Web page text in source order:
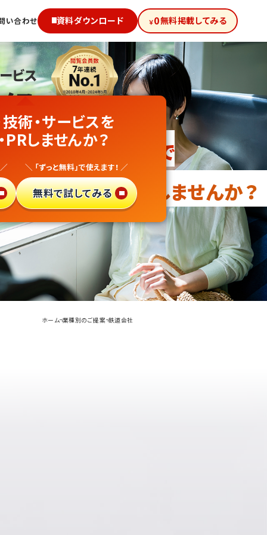
い合わせ 資料ダウンロード ￥0無料掲載してみる
ビス
!
け無料PRサイトで
業種参入 しませんか？
術・サービスを
しませんか？
＼ 「ずっと無料」で使えます！ ／
無料で試してみる
ホーム 業種別のご提案 鉄道会社